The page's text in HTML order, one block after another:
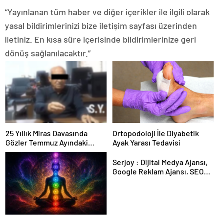
“Yayınlanan tüm haber ve diğer içerikler ile ilgili olarak
yasal bildirimlerinizi bize iletişim sayfası üzerinden
iletiniz. En kısa süre içerisinde bildirimlerinize geri
dönüş sağlanılacaktır.”
25 Yıllık Miras Davasında
Gözler Temmuz Ayındaki
Karar Duruşmasına Çevrildi
Ortopodoloji İle Diyabetik
Ayak Yarası Tedavisi
Serjoy : Dijital Medya Ajansı,
Google Reklam Ajansı, SEO